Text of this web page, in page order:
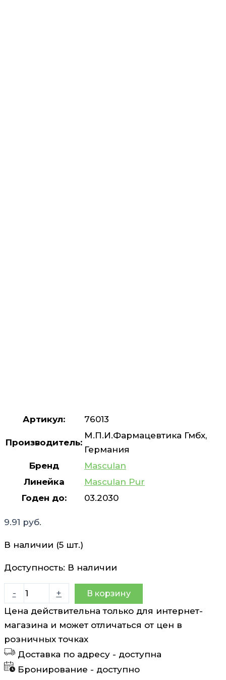
Артикул: 76013
Производитель:
М.П.И.Фармацевтика Гмбх,
Германия
Бренд
Masculan
Линейка
Masculan Pur
Годен до:
03.2030
9.91 руб.
В наличии (5 шт.)
Доступность: В наличии
-
Количество
товара
Презервативы
Pur
3
шт
+ В корзину
Цена действительна только для интернет-
магазина и может отличаться от цен в
розничных точках
Доставка по адресу - доступна
Бронирование - доступно